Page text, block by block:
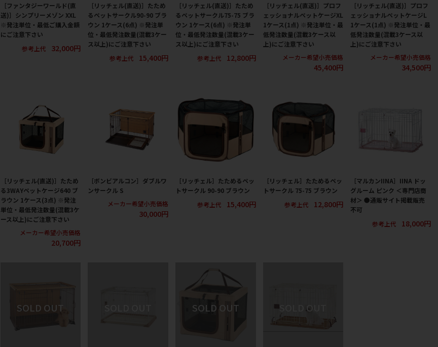
［ファンタジーワールド(直
送)］シンプリーメゾン XXL
※発注単位・最低ご購入金額
にご注意下さい
参考上代
32,000円
［リッチェル(直送)］たため
るペットサークル90-90 ブラ
ウン 1ケース(6点) ※発注単
位・最低発注数量(混載3ケー
ス以上)にご注意下さい
参考上代
15,400円
［リッチェル(直送)］たため
るペットサークル75-75 ブラ
ウン 1ケース(6点) ※発注単
位・最低発注数量(混載3ケー
ス以上)にご注意下さい
参考上代
12,800円
［リッチェル(直送)］プロフ
ェッショナルペットケージXL
1ケース(1点) ※発注単位・最
低発注数量(混載3ケース以
上)にご注意下さい
メーカー希望小売価格
45,400円
［リッチェル(直送)］プロフ
ェッショナルペットケージL
1ケース(1点) ※発注単位・最
低発注数量(混載3ケース以
上)にご注意下さい
メーカー希望小売価格
34,500円
［リッチェル(直送)］たため
る3WAYペットケージ640 ブ
ラウン 1ケース(3点) ※発注
単位・最低発注数量(混載3ケ
ース以上)にご注意下さい
メーカー希望小売価格
20,700円
［ボンビアルコン］ダブルワ
ンサークル S
メーカー希望小売価格
30,000円
［リッチェル］たためるペッ
トサークル 90-90 ブラウン
参考上代
15,400円
［リッチェル］たためるペッ
トサークル 75-75 ブラウン
参考上代
12,800円
［マルカンIINA］IINA ドッ
グルーム ピンク ＜専門店商
材＞ ●通販サイト掲載販売
不可
参考上代
18,000円